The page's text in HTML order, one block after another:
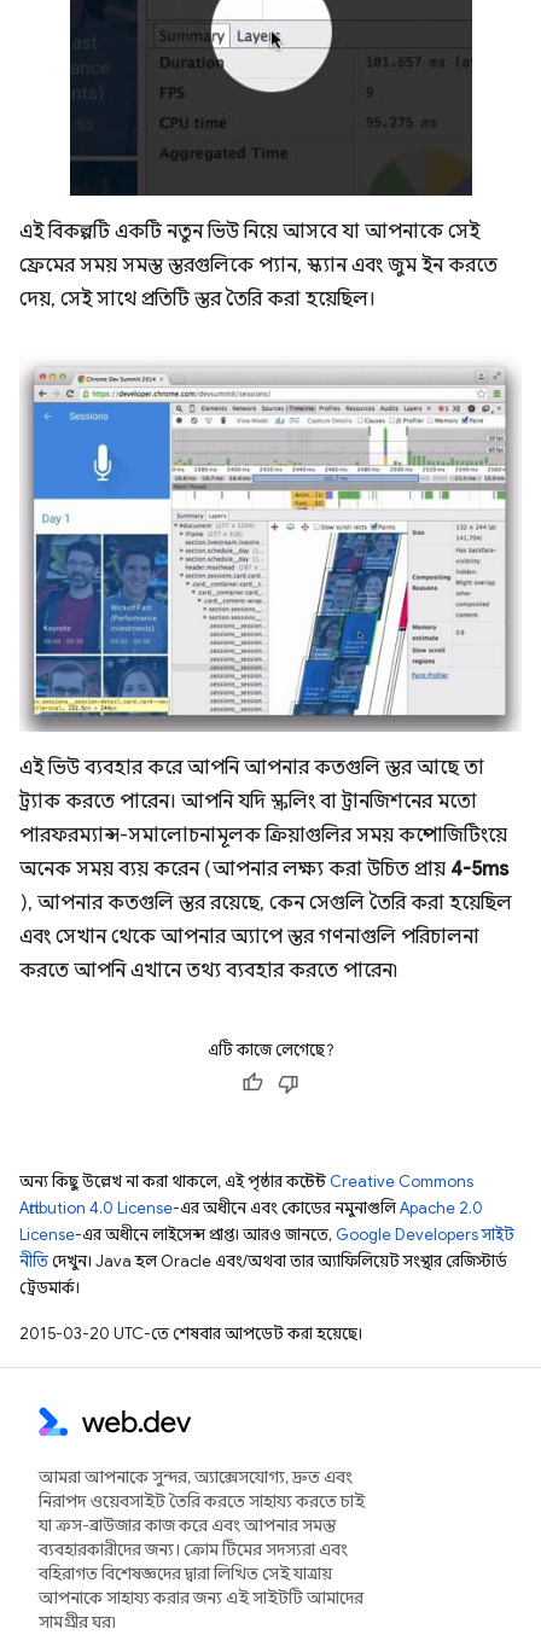
এই বিকল্পটি একটি নতুন ভিউ নিয়ে আসবে যা আপনাকে সেই
ফ্রেমের সময় সমস্ত স্তরগুলিকে প্যান, স্ক্যান এবং জুম ইন করতে
দেয়, সেই সাথে প্রতিটি স্তর তৈরি করা হয়েছিল।
এই ভিউ ব্যবহার করে আপনি আপনার কতগুলি স্তর আছে তা
ট্র্যাক করতে পারেন। আপনি যদি স্ক্রলিং বা ট্রানজিশনের মতো
পারফরম্যান্স-সমালোচনামূলক ক্রিয়াগুলির সময় কম্পোজিটিংয়ে
অনেক সময় ব্যয় করেন (আপনার লক্ষ্য করা উচিত প্রায় 4-5ms
), আপনার কতগুলি স্তর রয়েছে, কেন সেগুলি তৈরি করা হয়েছিল
এবং সেখান থেকে আপনার অ্যাপে স্তর গণনাগুলি পরিচালনা
করতে আপনি এখানে তথ্য ব্যবহার করতে পারেন৷
এটি কাজে লেগেছে?
অন্য কিছু উল্লেখ না করা থাকলে, এই পৃষ্ঠার কন্টেন্ট Creative Commons
Attribution 4.0 License-এর অধীনে এবং কোডের নমুনাগুলিApache 2.0
License-এর অধীনে লাইসেন্স প্রাপ্ত। আরও জানতে, Google Developers সাইট
নীতিদেখুন। Java হল Oracle এবং/অথবা তার অ্যাফিলিয়েট সংস্থার রেজিস্টার্ড
ট্রেডমার্ক।
2015-03-20 UTC-তে শেষবার আপডেট করা হয়েছে।
আমরা আপনাকে সুন্দর, অ্যাক্সেসযোগ্য, দ্রুত এবং
নিরাপদ ওয়েবসাইট তৈরি করতে সাহায্য করতে চাই
যা ক্রস-ব্রাউজার কাজ করে এবং আপনার সমস্ত
ব্যবহারকারীদের জন্য। ক্রোম টিমের সদস্যরা এবং
বহিরাগত বিশেষজ্ঞদের দ্বারা লিখিত সেই যাত্রায়
আপনাকে সাহায্য করার জন্য এই সাইটটি আমাদের
সামগ্রীর ঘর৷